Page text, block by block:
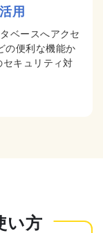
用
ベースへアクセ
の便利な機能か
セキュリティ対